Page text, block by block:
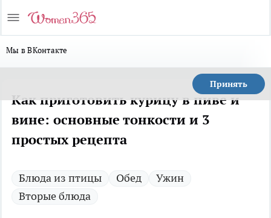
Мы в ВКонтакте
Принять
Как приготовить курицу в пиве и
вине: основные тонкости и 3
простых рецепта
Блюда из птицы Обед
Ужин
Вторые блюда